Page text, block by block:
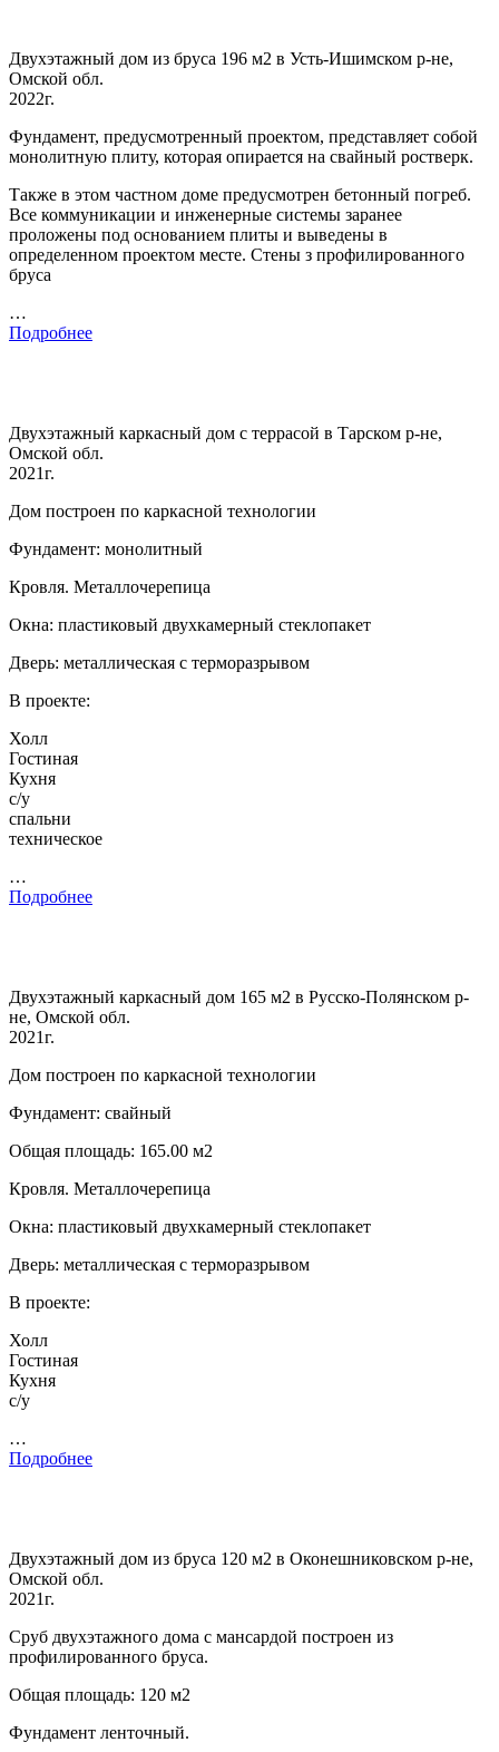
Двухэтажный дом из бруса 196 м2 в Усть-Ишимском р-не,
Омской обл.
2022г.
Фундамент, предусмотренный проектом, представляет собой
монолитную плиту, которая опирается на свайный ростверк.
Также в этом частном доме предусмотрен бетонный погреб.
Все коммуникации и инженерные системы заранее
проложены под основанием плиты и выведены в
определенном проектом месте. Стены з профилированного
бруса
…
Подробнее
Двухэтажный каркасный дом с террасой в Тарском р-не,
Омской обл.
2021г.
Дом построен по каркасной технологии
Фундамент: монолитный
Кровля. Металлочерепица
Окна: пластиковый двухкамерный стеклопакет
Дверь: металлическая с терморазрывом
В проекте:
Холл
Гостиная
Кухня
с/у
спальни
техническое
…
Подробнее
Двухэтажный каркасный дом 165 м2 в Русско-Полянском р-
не, Омской обл.
2021г.
Дом построен по каркасной технологии
Фундамент: свайный
Общая площадь: 165.00 м2
Кровля. Металлочерепица
Окна: пластиковый двухкамерный стеклопакет
Дверь: металлическая с терморазрывом
В проекте:
Холл
Гостиная
Кухня
с/у
…
Подробнее
Двухэтажный дом из бруса 120 м2 в Оконешниковском р-не,
Омской обл.
2021г.
Сруб двухэтажного дома с мансардой построен из
профилированного бруса.
Общая площадь: 120 м2
Фундамент ленточный.